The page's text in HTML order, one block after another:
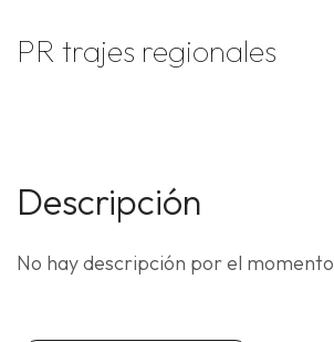
PR trajes regionales
Descripción
No hay descripción por el momento